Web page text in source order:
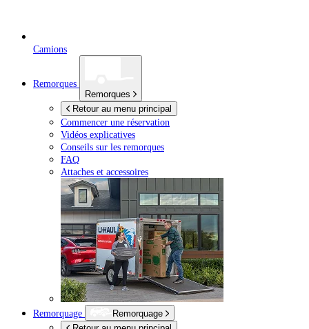
Camions
Remorques
Remorques
Retour au menu principal
Commencer une réservation
Vidéos explicatives
Conseils sur les remorques
FAQ
Attaches et accessoires
Remorquage
Remorquage